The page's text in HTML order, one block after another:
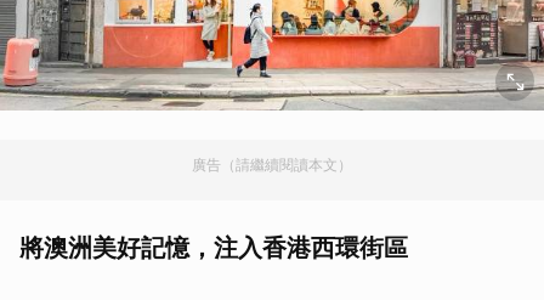
廣告（請繼續閱讀本文）
將澳洲美好記憶，注入香港西環街區